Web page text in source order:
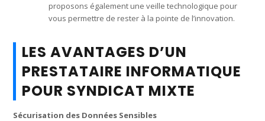
proposons également une veille technologique pour
vous permettre de rester à la pointe de l’innovation.
LES AVANTAGES D’UN
PRESTATAIRE INFORMATIQUE
POUR SYNDICAT MIXTE
Sécurisation des Données Sensibles